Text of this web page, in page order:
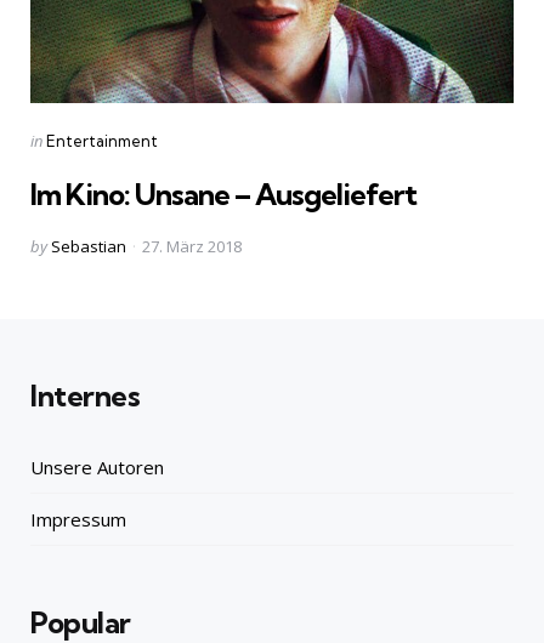
Categories
Posted
inEntertainment
Im Kino: Unsane – Ausgeliefert
Posted
by Sebastian 27. März 2018
Internes
Unsere Autoren
Impressum
Popular